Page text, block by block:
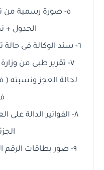
٥- صورة رسمية من
الجدول + نموذج
٦- سند الوكالة فى حالة تقديم الطلب عن طريق وكيل .
٧- تقرير طبى من
لحالة العجز ونسبته (
٨- الفواتير الدالة على
٩- صور بطاقات الرقم القومى لجميع المستفيدين .